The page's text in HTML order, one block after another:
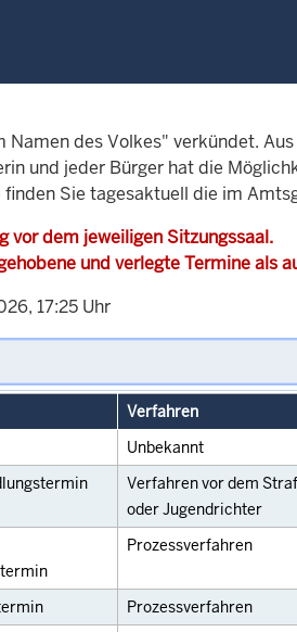
des Volkes" verkündet.
und jeder Bürger hat die
Sie tagesaktuell die im
vor dem jeweiligen Sitzungssaal.
und verlegte Termine als
17:25 Uhr
Verfahren
Unbekannt
Verfahren vor dem
oder Jugendrichter
Prozessverfahren
Prozessverfahren